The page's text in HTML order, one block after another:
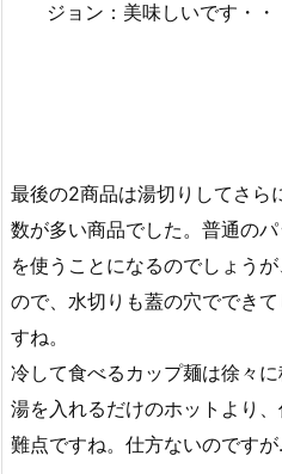
ジョン：美味しいです・・
最後の2商品は湯切りしてさら
数が多い商品でした。普通の
を使うことになるのでしょう
ので、水切りも蓋の穴ででき
すね。
冷して食べるカップ麺は徐々
湯を入れるだけのホットより
難点ですね。仕方ないのです